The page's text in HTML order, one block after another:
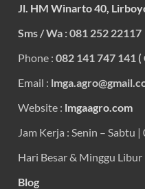
Jl. HM Winarto 40,
Sms / Wa : 081 252 22117
Phone : 082 141 747 141 (
Email :
Website : lmgaagro.com
Jam Kerja : Senin – Sabtu
Hari Besar & Minggu Libur
Blog